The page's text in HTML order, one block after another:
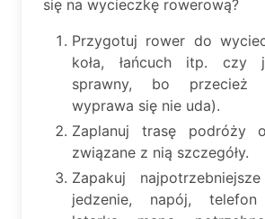
się na wycieczkę rowerową?
Przygotuj rower do
koła, łańcuch itp. czy
sprawny, bo przecież
wyprawa się nie uda).
Zaplanuj trasę podróży
związane z nią szczegóły.
Zapakuj
jedzenie, napój, telefon